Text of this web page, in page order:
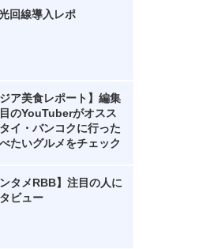
回線導入レポ
ジア美食レポート】編集
のYouTuberがオスス
イ・バンコクに行った
たいグルメをチェック
ンタメRBB】注目の人に
ビュー